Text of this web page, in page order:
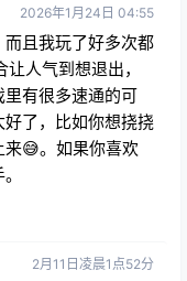
2026年1月24日 04:55
且我玩了好多次都
人气到想退出，
有很多速通的可
了，比如你想挠挠
😅。如果你喜欢
2月11日凌晨1点52分